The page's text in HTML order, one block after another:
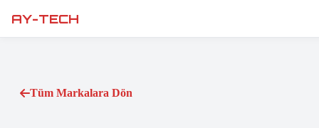
AY-TECH
Tüm Markalara Dön